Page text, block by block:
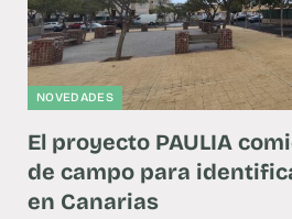
NOVEDADES
El proyecto PAULIA
de campo para
en Canarias